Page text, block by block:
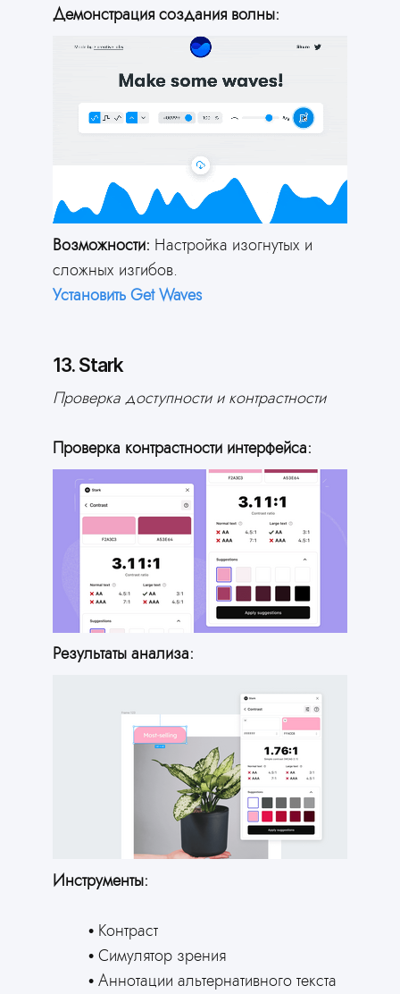
Вам это нужно
AI соберёт сайт
Ответьте всего на 2 вопроса и
сферы деятельности
Демонстрация создания волны:
Возможности: Настройка изогнутых и
сложных изгибов.
Установить Get Waves
13. Stark
Проверка доступности и контрастности
Проверка контрастности интерфейса:
Результаты анализа:
Инструменты:
Контраст
Симулятор зрения
Аннотации альтернативного текста